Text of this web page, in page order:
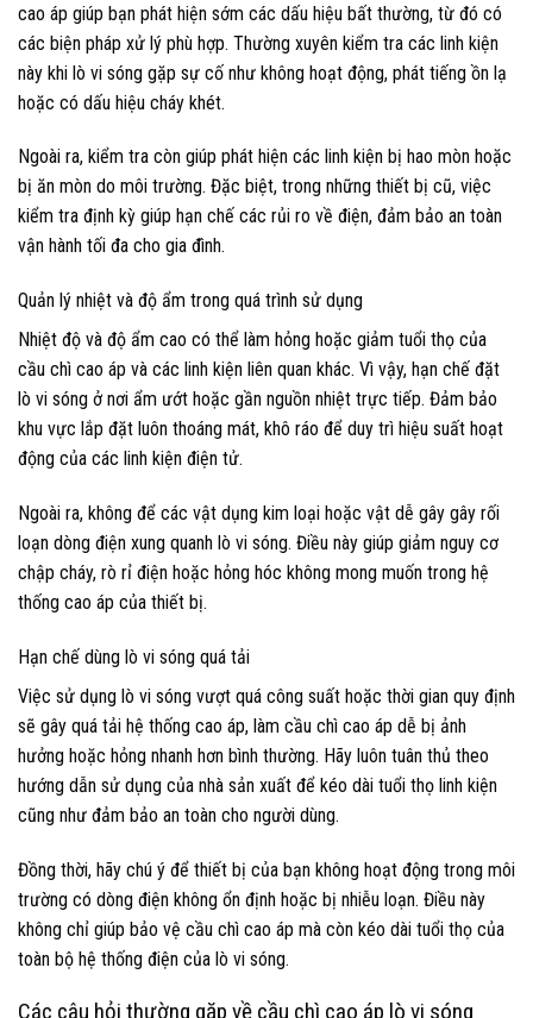
cao áp giúp bạn phát hiện sớm các dấu hiệu bất thường, từ đó có
các biện pháp xử lý phù hợp. Thường xuyên kiểm tra các linh kiện
này khi lò vi sóng gặp sự cố như không hoạt động, phát tiếng ồn lạ
hoặc có dấu hiệu cháy khét.
Ngoài ra, kiểm tra còn giúp phát hiện các linh kiện bị hao mòn hoặc
bị ăn mòn do môi trường. Đặc biệt, trong những thiết bị cũ, việc
kiểm tra định kỳ giúp hạn chế các rủi ro về điện, đảm bảo an toàn
vận hành tối đa cho gia đình.
Quản lý nhiệt và độ ẩm trong quá trình sử dụng
Nhiệt độ và độ ẩm cao có thể làm hỏng hoặc giảm tuổi thọ của
cầu chì cao áp và các linh kiện liên quan khác. Vì vậy, hạn chế đặt
lò vi sóng ở nơi ẩm ướt hoặc gần nguồn nhiệt trực tiếp. Đảm bảo
khu vực lắp đặt luôn thoáng mát, khô ráo để duy trì hiệu suất hoạt
động của các linh kiện điện tử.
Ngoài ra, không để các vật dụng kim loại hoặc vật dễ gây gây rối
loạn dòng điện xung quanh lò vi sóng. Điều này giúp giảm nguy cơ
chập cháy, rò rỉ điện hoặc hỏng hóc không mong muốn trong hệ
thống cao áp của thiết bị.
Hạn chế dùng lò vi sóng quá tải
Việc sử dụng lò vi sóng vượt quá công suất hoặc thời gian quy định
sẽ gây quá tải hệ thống cao áp, làm cầu chì cao áp dễ bị ảnh
hưởng hoặc hỏng nhanh hơn bình thường. Hãy luôn tuân thủ theo
hướng dẫn sử dụng của nhà sản xuất để kéo dài tuổi thọ linh kiện
cũng như đảm bảo an toàn cho người dùng.
Đồng thời, hãy chú ý để thiết bị của bạn không hoạt động trong môi
trường có dòng điện không ổn định hoặc bị nhiễu loạn. Điều này
không chỉ giúp bảo vệ cầu chì cao áp mà còn kéo dài tuổi thọ của
toàn bộ hệ thống điện của lò vi sóng.
Các câu hỏi thường gặp về cầu chì cao áp lò vi sóng